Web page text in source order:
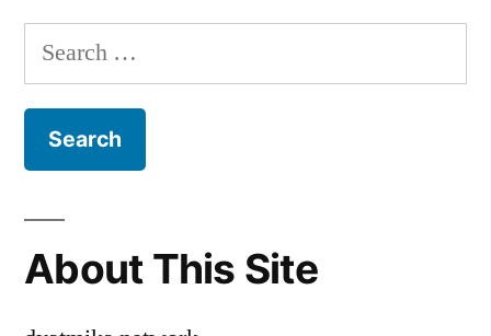
Rasa
dan
Search
for:
About This Site